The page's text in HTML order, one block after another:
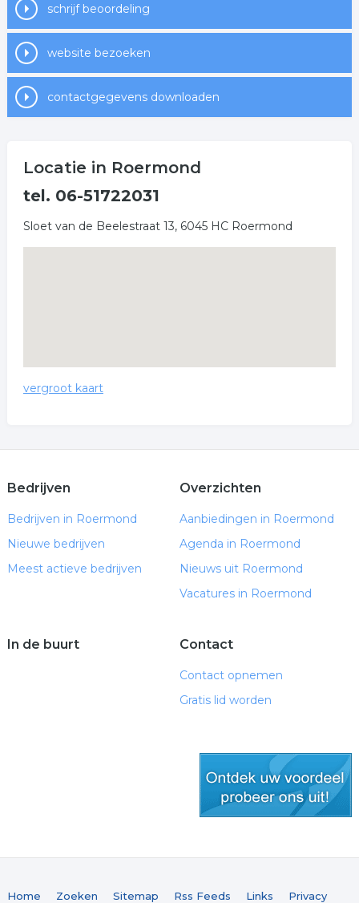
schrijf beoordeling
website bezoeken
contactgegevens downloaden
Locatie in Roermond
tel. 06-51722031
Sloet van de Beelestraat 13, 6045 HC Roermond
vergroot kaart
Bedrijven
Bedrijven in Roermond
Nieuwe bedrijven
Meest actieve bedrijven
Overzichten
Aanbiedingen in Roermond
Agenda in Roermond
Nieuws uit Roermond
Vacatures in Roermond
In de buurt Contact
Contact opnemen
Gratis lid worden
Home Zoeken Sitemap Rss Feeds Links Privacy